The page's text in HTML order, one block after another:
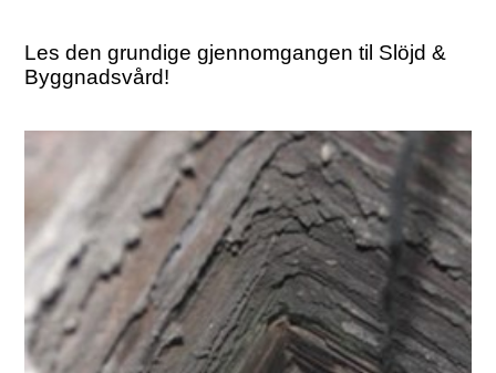
Les den grundige gjennomgangen til Slöjd &
Byggnadsvård!